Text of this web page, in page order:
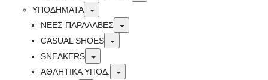
ΥΠΟΔΗΜΑΤΑ
Toggle
ΝΕΕΣ ΠΑΡΑΛΑΒΕΣ
Toggle
CASUAL SHOES
Toggle
SNEAKERS
Toggle
ΑΘΛΗΤΙΚΑ ΥΠΟΔ.
Toggle